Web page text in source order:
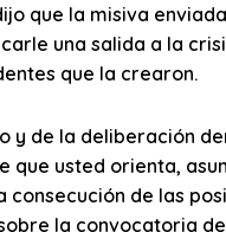
que la misiva
una salida a la
que la crearon.
y de la deliberación
que usted orienta,
de las
la convocatoria